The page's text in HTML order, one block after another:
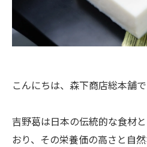
こんにちは、森下商店総本舗で
吉野葛は日本の伝統的な食材
おり、その栄養価の高さと自